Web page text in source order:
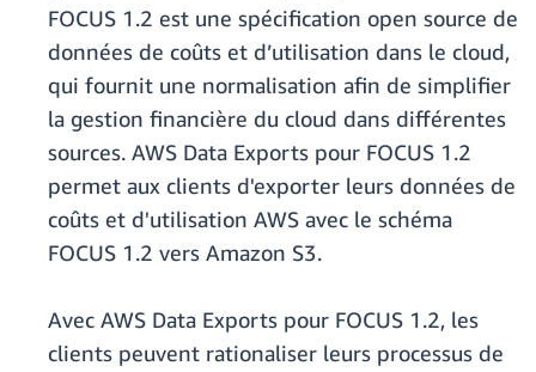
FOCUS 1.2 est une spécification open source de
données de coûts et d’utilisation dans le cloud,
qui fournit une normalisation afin de simplifier
la gestion financière du cloud dans différentes
sources. AWS Data Exports pour FOCUS 1.2
permet aux clients d'exporter leurs données de
coûts et d'utilisation AWS avec le schéma
FOCUS 1.2 vers Amazon S3.
Avec AWS Data Exports pour FOCUS 1.2, les
clients peuvent rationaliser leurs processus de